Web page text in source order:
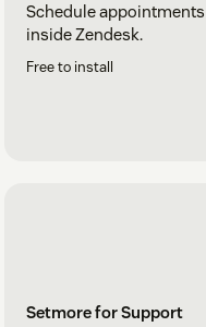
Schedule
inside Zendesk.
Free to install
Setmore for Support